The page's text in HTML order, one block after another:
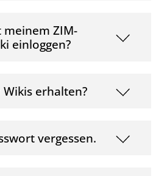
ZIM-
einloggen?
erhalten?
vergessen.